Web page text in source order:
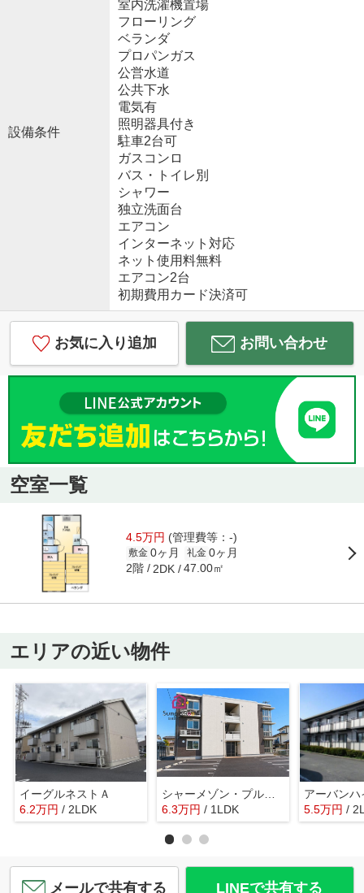
設備条件
室内洗濯機置場
フローリング
ベランダ
プロパンガス
公営水道
公共下水
電気有
照明器具付き
駐車2台可
ガスコンロ
バス・トイレ別
シャワー
独立洗面台
エアコン
インターネット対応
ネット使用料無料
エアコン2台
初期費用カード決済可
お気に入り追加 お問い合わせ
空室一覧
4.5万円 (管理費等：-)
敷金 0ヶ月 礼金 0ヶ月
2階 2DK 47.00㎡
エリアの近い物件
イーグルネストＡ
6.2万円 / 2LDK
シャーメゾン・プルボヌール
6.3万円 / 1LDK
アーバンハ
5.5万円 /
メールで共有する LINEで共有する